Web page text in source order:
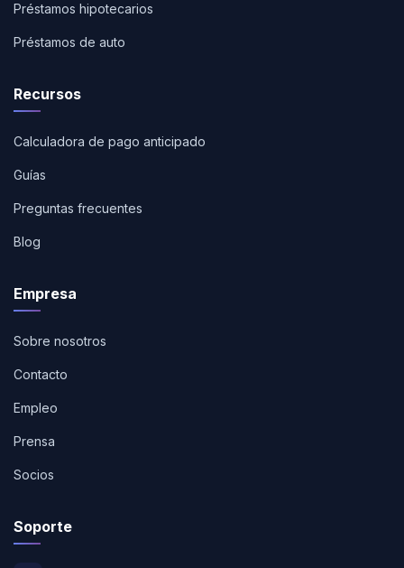
Préstamos hipotecarios
Préstamos de auto
Recursos
Calculadora de pago anticipado
Guías
Preguntas frecuentes
Blog
Empresa
Sobre nosotros
Contacto
Empleo
Prensa
Socios
Soporte